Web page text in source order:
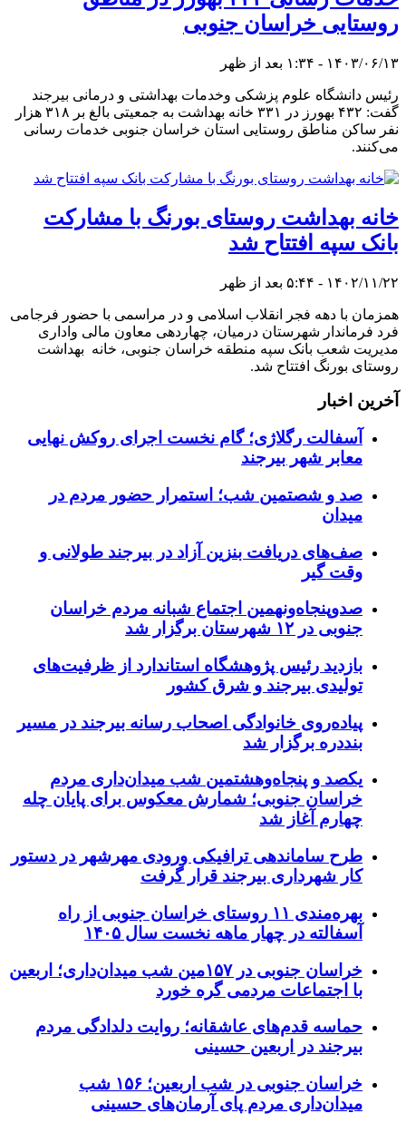
روستایی خراسان جنوبی
۱۴۰۳/۰۶/۱۳ - ۱:۳۴ بعد از ظهر
رئیس دانشگاه علوم پزشکی وخدمات بهداشتی و درمانی بیرجند
گفت: ۴۳۲ بهورز در ۳۳۱ خانه بهداشت به جمعیتی بالغ بر ۳۱۸ هزار
نفر ساکن مناطق روستایی استان خراسان جنوبی خدمات رسانی
می‌کنند.
خانه بهداشت روستای بورنگ با مشارکت
بانک سپه افتتاح شد
۱۴۰۲/۱۱/۲۲ - ۵:۴۴ بعد از ظهر
همزمان با دهه فجر انقلاب اسلامی و در مراسمی با حضور فرجامی
فرد فرماندار شهرستان درمیان، چهاردهی معاون مالی واداری
مدیریت شعب بانک سپه منطقه خراسان جنوبی، خانه بهداشت
روستای بورنگ افتتاح شد.
آخرین اخبار
آسفالت رگلاژی؛ گام نخست اجرای روکش نهایی
معابر شهر بیرجند
صد و شصتمین شب؛ استمرار حضور مردم در
میدان
صف‌های دریافت بنزین آزاد در بیرجند طولانی و
وقت گیر
صدوپنجاه‌ونهمین اجتماع شبانه مردم خراسان
جنوبی در ۱۲ شهرستان برگزار شد
بازدید رئیس پژوهشگاه استاندارد از ظرفیت‌های
تولیدی بیرجند و شرق کشور
پیاده‌روی خانوادگی اصحاب رسانه بیرجند در مسیر
بنددره برگزار شد
یکصد و پنجاه‌وهشتمین شب میدان‌داری مردم
خراسان جنوبی؛ شمارش معکوس برای پایان چله
چهارم آغاز شد
طرح ساماندهی ترافیکی ورودی مهرشهر در دستور
کار شهرداری بیرجند قرار گرفت
بهره‌مندی ۱۱ روستای خراسان جنوبی از راه
آسفالته در چهار ماهه نخست سال ۱۴۰۵
خراسان جنوبی در ۱۵۷مین شب میدان‌داری؛ اربعین
با اجتماعات مردمی گره خورد
حماسه قدم‌های عاشقانه؛ روایت دلدادگی مردم
بیرجند در اربعین حسینی
خراسان جنوبی در شب اربعین؛ ۱۵۶ شب
میدان‌داری مردم پای آرمان‌های حسینی